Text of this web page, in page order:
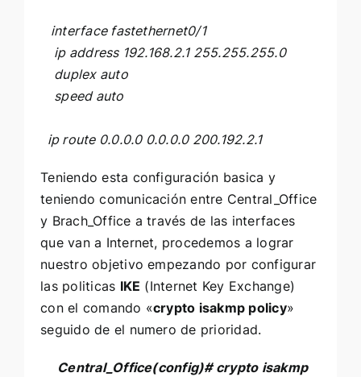
interface fastethernet0/1
ip address 192.168.2.1 255.255.255.0
duplex auto
speed auto
ip route 0.0.0.0 0.0.0.0 200.192.2.1
Teniendo esta configuración basica y
teniendo comunicación entre Central_Office
y Brach_Office a través de las interfaces
que van a Internet, procedemos a lograr
nuestro objetivo empezando por configurar
las politicas IKE (Internet Key Exchange)
con el comando «crypto isakmp policy»
seguido de el numero de prioridad.
Central_Office(config)# crypto isakmp